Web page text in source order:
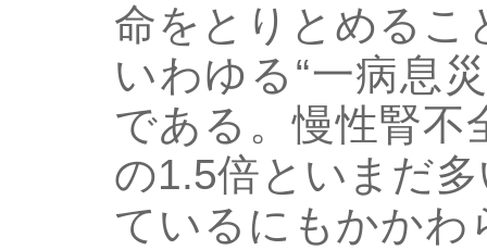
命をとりとめるこ
いわゆる“一病息
である。慢性腎不
の1.5倍といまだ
ているにもかかわ